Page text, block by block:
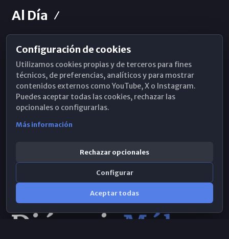
Al Día
Horarios de Misa
Hemeroteca
WhatsApp
Configuración de cookies
Utilizamos cookies propias y de terceros para fines
técnicos, de preferencias, analíticos y para mostrar
contenidos externos como YouTube, X o Instagram.
Puedes aceptar todas las cookies, rechazar las
opcionales o configurarlas.
Más información
Rechazar opcionales
Configurar
Aceptar todas